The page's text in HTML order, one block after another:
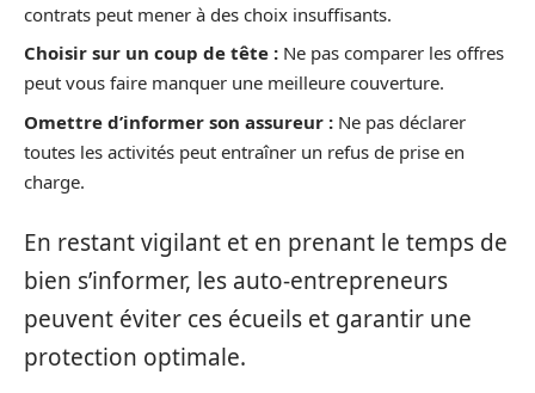
contrats peut mener à des choix insuffisants.
Choisir sur un coup de tête : Ne pas comparer les offres
peut vous faire manquer une meilleure couverture.
Omettre d’informer son assureur : Ne pas déclarer
toutes les activités peut entraîner un refus de prise en
charge.
En restant vigilant et en prenant le temps de
bien s’informer, les auto-entrepreneurs
peuvent éviter ces écueils et garantir une
protection optimale.